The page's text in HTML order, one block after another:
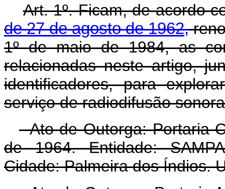
Art. 1º. Ficam, de acordo
de 27 de agosto de 1962,
1º de maio de 1984, as
relacionadas neste artigo,
identificadores, para
serviço de radiodifusão
- Ato de Outorga: Portaria
de 1964. Entidade:
Cidade: Palmeira dos Índios.